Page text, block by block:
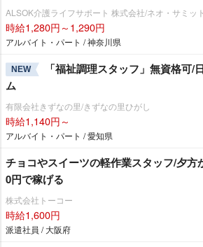
ALSOK介護ライフサポート 株式会社/ネオ・サミッ
時給1,280円～1,290円
アルバイト・パート / 神奈川県
NEW
「福祉調理スタッフ」無資格可/
ム
有限会社きずなの里/きずなの里ひがし
時給1,140円～
アルバイト・パート / 愛知県
チョコやスイーツの軽作業スタッフ/夕方
0円で稼げる
株式会社トーコー
時給1,600円
派遣社員 / 大阪府